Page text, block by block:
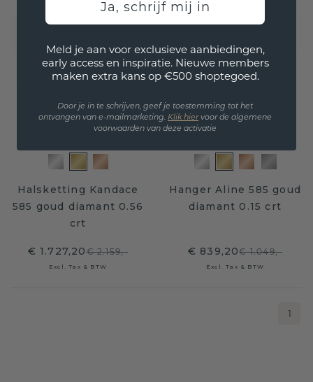
Halsketting Kandace
585 goud diamant 0.56
crt
€ 1.727,20€ 2.159,-
Excl. Tax & BTW
Hanger Aline 585 goud
diamant 0.15 crt
€ 839,20€ 1.049,-
Excl. Tax & BTW
1
Ja, schrijf mij in
Meld je aan voor exclusieve aanbiedingen,
early access en inspiratie. Nieuwe members
maken extra kans op €500 shoptegoed.
Door je in te schrijven, geef je toestemming tot het
ontvangen van e-mailmarketing. Klik hiervoor de algemene
voorwaarden van deze activatie